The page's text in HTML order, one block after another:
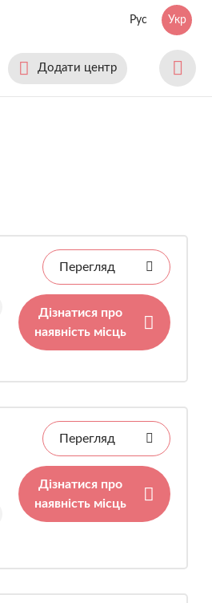
Рус Укр
Додати центр
Перегляд
Дізнатися про
наявність місць
Перегляд
Дізнатися про
наявність місць